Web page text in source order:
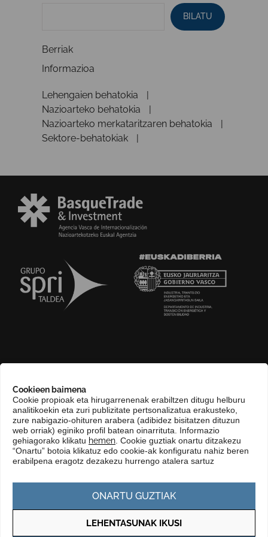
Cookieen baimena
Cookie propioak eta hirugarrenenak erabiltzen ditugu helburu
analitikoekin eta zuri publizitate pertsonalizatua erakusteko,
zure nabigazio-ohituren arabera (adibidez bisitatzen dituzun
web orriak) eginiko profil batean oinarrituta. Informazio
gehiagorako klikatu hemen . Cookie guztiak onartu ditzakezu
“Onartu” botoia klikatuz edo cookie-ak konfiguratu nahiz beren
erabilpena eragotz dezakezu hurrengo atalera sartuz
ONARTU GUZTIAK
LEHENTASUNAK IKUSI
BILATU
Berriak
Informazioa
Lehengaien behatokia
Nazioarteko behatokia
Nazioarteko merkataritzaren behatokia
Sektore-behatokiak
COMPLIANCE CHANNEL
HARREMANETARAKO
EUSKARA
KONTRATATZAILEAREN PROFILA
GARDENTASUN ATARIA